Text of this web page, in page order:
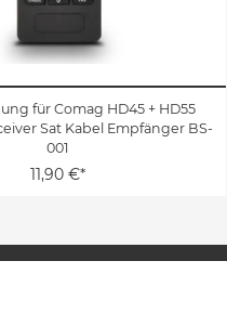
für Comag HD45 + HD55
Sat Kabel Empfänger BS-
001
11,90 €*